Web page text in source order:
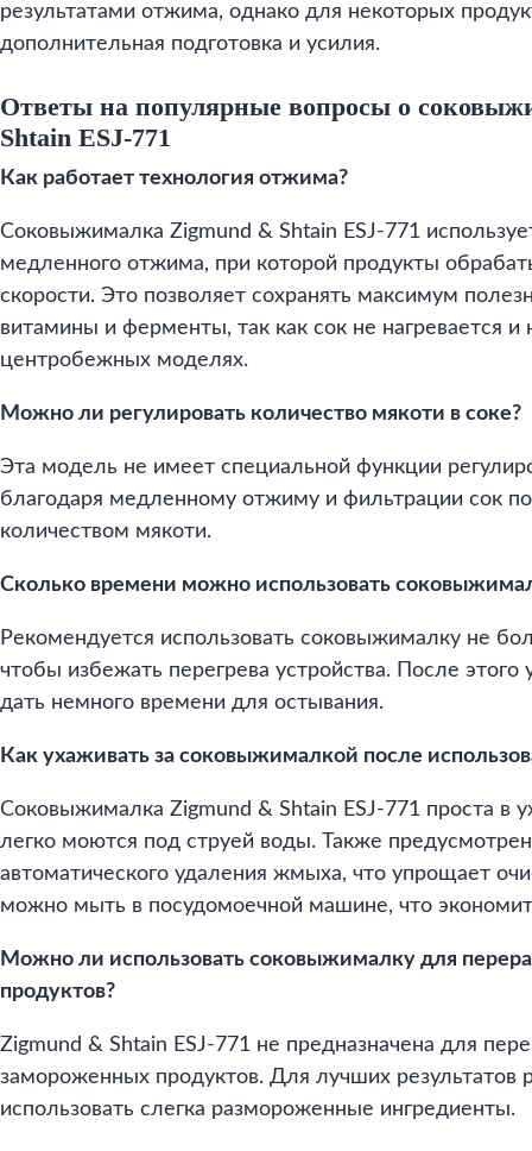
результатами отжима, однако для некоторых
дополнительная подготовка и усилия.
Ответы на популярные вопросы о
Shtain ESJ-771
Как работает технология отжима?
Соковыжималка Zigmund & Shtain ESJ-771
медленного отжима, при которой продукты
скорости. Это позволяет сохранять максимум
витамины и ферменты, так как сок не нагревается и
центробежных моделях.
Можно ли регулировать количество мякоти в соке?
Эта модель не имеет специальной функции
благодаря медленному отжиму и фильтрации сок
количеством мякоти.
Сколько времени можно использовать
Рекомендуется использовать соковыжималку не
чтобы избежать перегрева устройства. После этого
дать немного времени для остывания.
Как ухаживать за соковыжималкой после
Соковыжималка Zigmund & Shtain ESJ-771 проста в
легко моются под струей воды. Также
автоматического удаления жмыха, что упрощает
можно мыть в посудомоечной машине, что
Можно ли использовать соковыжималку для
продуктов?
Zigmund & Shtain ESJ-771 не предназначена для
замороженных продуктов. Для лучших результатов
использовать слегка размороженные ингредиенты.